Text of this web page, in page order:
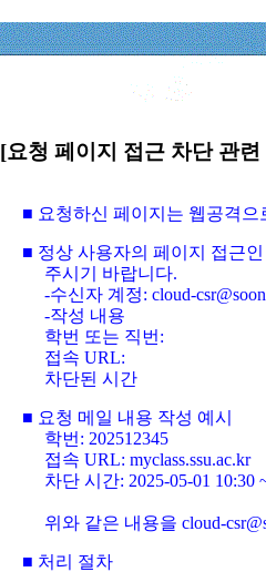
[요청 페이지 접근 차단 관
■ 요청하신 페이지는 웹공격
■ 정상 사용자의 페이지 접근
주시기 바랍니다.
-수신자 계정: cloud-
-작성 내용
학번 또는 직번:
접속 URL:
차단된 시간
■ 요청 메일 내용 작성 예시
학번: 202512345
접속 URL: myclass.ssu.ac.kr
차단 시간: 2025-05-01 10:30
위와 같은 내용을 cloud-
■ 처리 절차